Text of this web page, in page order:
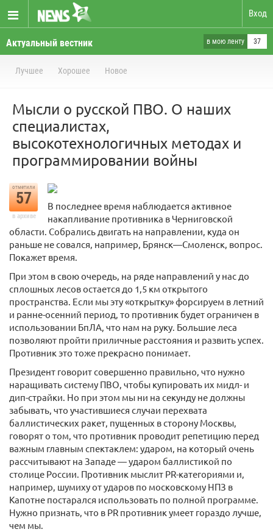
Вход
Актуальный вестник в мою ленту 37
Лучшее Хорошее Новое
Мысли о русской ПВО. О наших
специалистах,
высокотехнологичных методах и
программировании войны
отметили
57
в архиве
В последнее время наблюдается активное
накапливание противника в Черниговской
области. Собрались двигать на направлении, куда он
раньше не совался, например, Брянск—Смоленск, вопрос.
Покажет время.
При этом в свою очередь, на ряде направлений у нас до
сплошных лесов остается до 1,5 км открытого
пространства. Если мы эту «открытку» форсируем в летний
и ранне-осенний период, то противник будет ограничен в
использовании БпЛА, что нам на руку. Большие леса
позволяют пройти приличные расстояния и развить успех.
Противник это тоже прекрасно понимает.
Президент говорит совершенно правильно, что нужно
наращивать систему ПВО, чтобы купировать их мидл- и
дип-страйки. Но при этом мы ни на секунду не должны
забывать, что участившиеся случаи перехвата
баллистических ракет, пущенных в сторону Москвы,
говорят о том, что противник проводит репетицию перед
важным главным спектаклем: ударом, на который очень
рассчитывают на Западе — ударом баллистикой по
столице России. Противник мыслит PR-категориями и,
например, шумиху от ударов по московскому НПЗ в
Капотне постарался использовать по полной программе.
Нужно признать, что в PR противник умеет гораздо лучше,
чем мы.